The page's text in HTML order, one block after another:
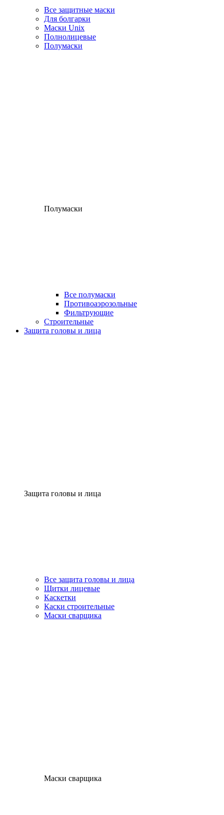
Все защитные маски
Для болгарки
Маски Unix
Полнолицевые
Полумаски
Полумаски
Все полумаски
Противоаэрозольные
Фильтрующие
Строительные
Защита головы и лица
Защита головы и лица
Все защита головы и лица
Щитки лицевые
Каскетки
Каски строительные
Маски сварщика
Маски сварщика